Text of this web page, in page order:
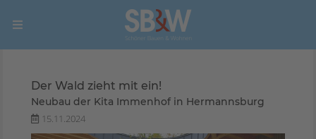
Der Wald zieht mit ein!
Neubau der Kita Immenhof in Hermannsburg
15.11.2024